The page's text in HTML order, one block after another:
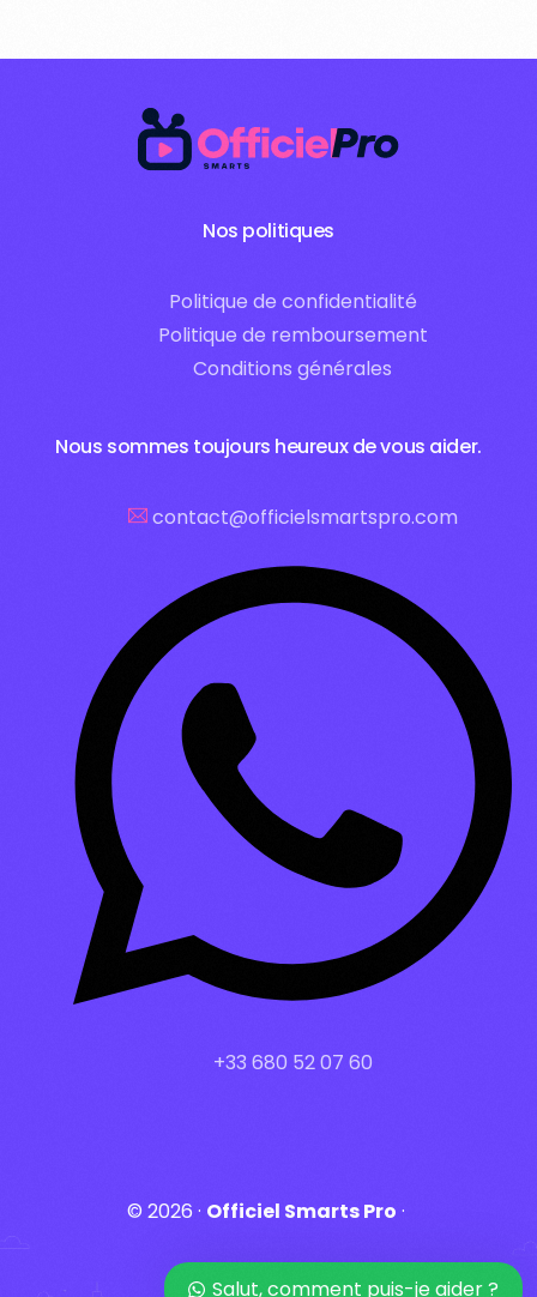
Nos politiques
Politique de confidentialité
Politique de remboursement
Conditions générales
Nous sommes toujours heureux de vous aider.
contact@officielsmartspro.com
+33 680 52 07 60
© 2026 · Officiel Smarts Pro ·
login
Salut, comment puis-je aider ?